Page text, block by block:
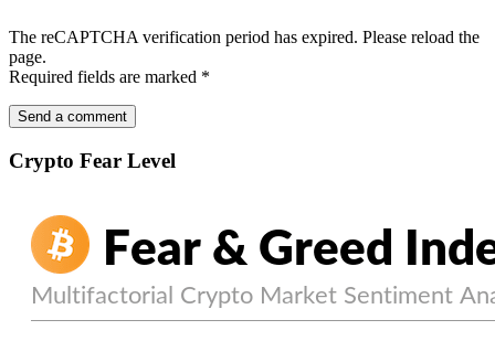
The reCAPTCHA verification period has expired. Please reload the
page.
Required fields are marked *
Crypto Fear Level